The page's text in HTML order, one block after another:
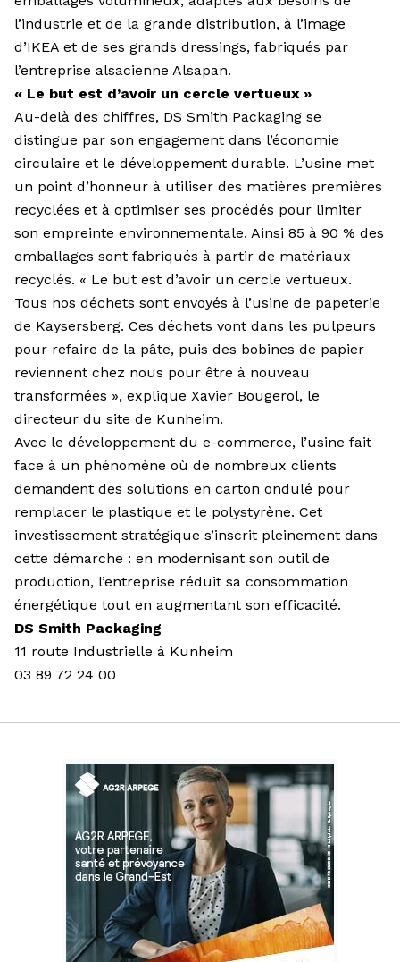
l’industrie et de la grande distribution, à l’image
d’IKEA et de ses grands dressings, fabriqués par
l’entreprise alsacienne Alsapan.
« Le but est d’avoir un cercle vertueux »
Au-delà des chiffres, DS Smith Packaging se
distingue par son engagement dans l’économie
circulaire et le développement durable. L’usine met
un point d’honneur à utiliser des matières premières
recyclées et à optimiser ses procédés pour limiter
son empreinte environnementale. Ainsi 85 à 90 % des
emballages sont fabriqués à partir de matériaux
recyclés. « Le but est d’avoir un cercle vertueux.
Tous nos déchets sont envoyés à l’usine de papeterie
de Kaysersberg. Ces déchets vont dans les pulpeurs
pour refaire de la pâte, puis des bobines de papier
reviennent chez nous pour être à nouveau
transformées », explique Xavier Bougerol, le
directeur du site de Kunheim.
Avec le développement du e-commerce, l’usine fait
face à un phénomène où de nombreux clients
demandent des solutions en carton ondulé pour
remplacer le plastique et le polystyrène. Cet
investissement stratégique s’inscrit pleinement dans
cette démarche : en modernisant son outil de
production, l’entreprise réduit sa consommation
énergétique tout en augmentant son efficacité.
DS Smith Packaging
11 route Industrielle à Kunheim
03 89 72 24 00